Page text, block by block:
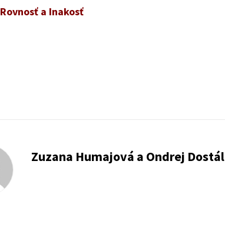
Rovnosť a Inakosť
Zuzana Humajová a Ondrej Dostál